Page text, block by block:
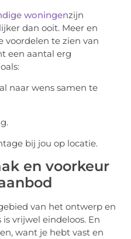
woningenzijn
dan ooit. Meer en
voordelen te zien van
een aantal erg
naar wens samen te
bij jou op locatie.
en voorkeur
van het ontwerp en
vrijwel eindeloos. En
want je hebt vast en